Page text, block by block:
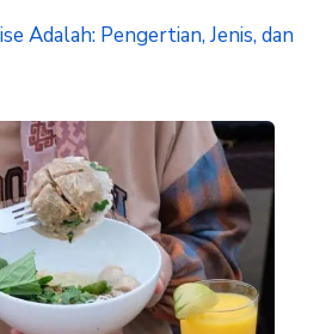
Adalah: Pengertian, Jenis, dan